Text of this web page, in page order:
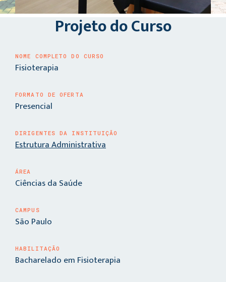
Projeto do Curso
NOME COMPLETO DO CURSO
Fisioterapia
FORMATO DE OFERTA
Presencial
DIRIGENTES DA INSTITUIÇÃO
Estrutura Administrativa
ÁREA
Ciências da Saúde
CAMPUS
São Paulo
HABILITAÇÃO
Bacharelado em Fisioterapia